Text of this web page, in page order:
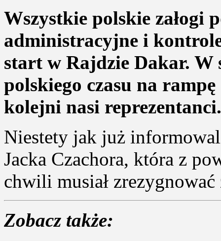
Wszystkie polskie załogi
administracyjne i
start w Rajdzie Dakar. W
polskiego czasu na
kolejni nasi reprezentanci.
Niestety jak już
Jacka Czachora, która z
chwili musiał zrezygnować
Zobacz także: